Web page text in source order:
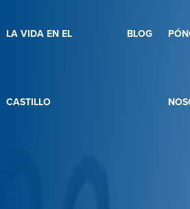
LA VIDA EN EL
CASTILLO
BLOG